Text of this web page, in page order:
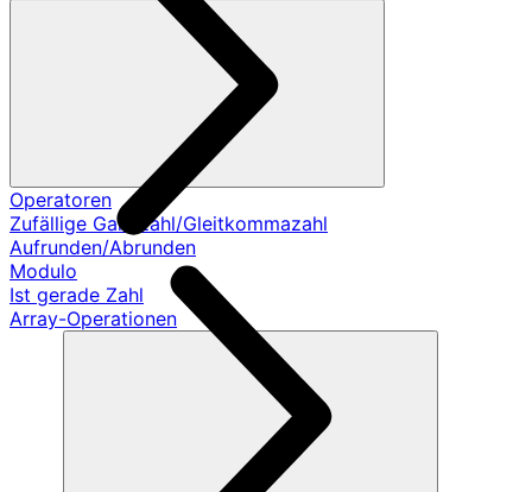
Operatoren
Zufällige Ganzzahl/Gleitkommazahl
Aufrunden/Abrunden
Modulo
Ist gerade Zahl
Array-Operationen